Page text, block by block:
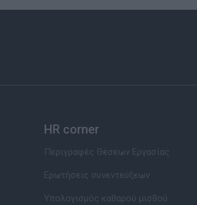
HR corner
Περιγραφές Θέσεων Εργασίας
Ερωτήσεις συνεντεύξεων
Υπολογισμός καθαρού μισθού